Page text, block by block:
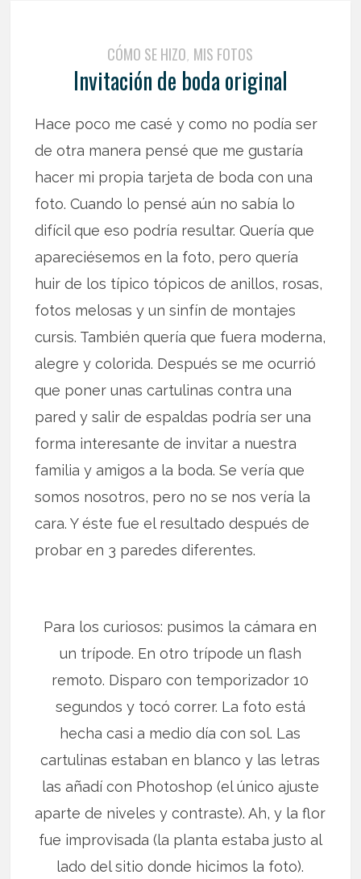
CÓMO SE HIZO, MIS FOTOS
Invitación de boda original
Hace poco me casé y como no podía ser
de otra manera pensé que me gustaría
hacer mi propia tarjeta de boda con una
foto. Cuando lo pensé aún no sabía lo
difícil que eso podría resultar. Quería que
apareciésemos en la foto, pero quería
huir de los típico tópicos de anillos, rosas,
fotos melosas y un sinfín de montajes
cursis. También quería que fuera moderna,
alegre y colorida. Después se me ocurrió
que poner unas cartulinas contra una
pared y salir de espaldas podría ser una
forma interesante de invitar a nuestra
familia y amigos a la boda. Se vería que
somos nosotros, pero no se nos vería la
cara. Y éste fue el resultado después de
probar en 3 paredes diferentes.
Para los curiosos: pusimos la cámara en
un trípode. En otro trípode un flash
remoto. Disparo con temporizador 10
segundos y tocó correr. La foto está
hecha casi a medio día con sol. Las
cartulinas estaban en blanco y las letras
las añadí con Photoshop (el único ajuste
aparte de niveles y contraste). Ah, y la flor
fue improvisada (la planta estaba justo al
lado del sitio donde hicimos la foto).